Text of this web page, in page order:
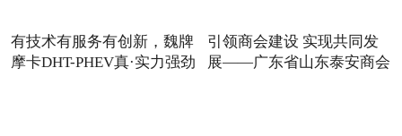
有技术有服务有创新，魏牌
摩卡DHT-PHEV真·实力强劲
引领商会建设 实现共同发
展——广东省山东泰安商会